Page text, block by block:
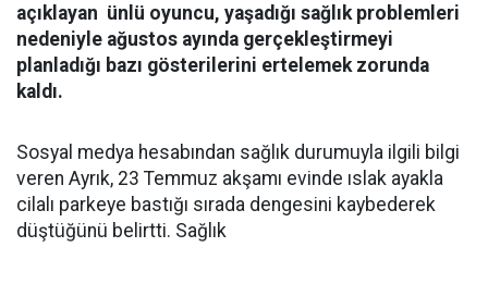
açıklayan ünlü oyuncu, yaşadığı sağlık problemleri
nedeniyle ağustos ayında gerçekleştirmeyi
planladığı bazı gösterilerini ertelemek zorunda
kaldı.
Sosyal medya hesabından sağlık durumuyla ilgili bilgi
veren Ayrık, 23 Temmuz akşamı evinde ıslak ayakla
cilalı parkeye bastığı sırada dengesini kaybederek
düştüğünü belirtti. Sağlık